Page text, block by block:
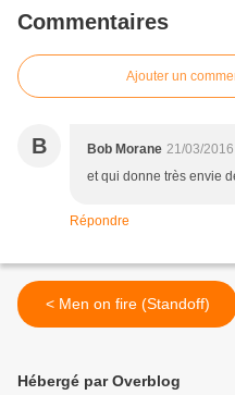
Commentaires
Ajouter un
B Bob Morane 21/03/
et qui donne très envie
Répondre
< Men on fire (Standoff)
Hébergé par Overblog